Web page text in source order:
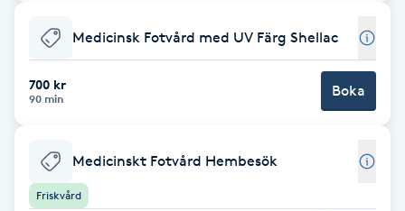
Blowout
Bottenfärg
Brynfärgning
Medicinsk Fotvård med UV Färg Shellac
700 kr
90 min Boka
Medicinskt Fotvård Hembesök
Friskvård